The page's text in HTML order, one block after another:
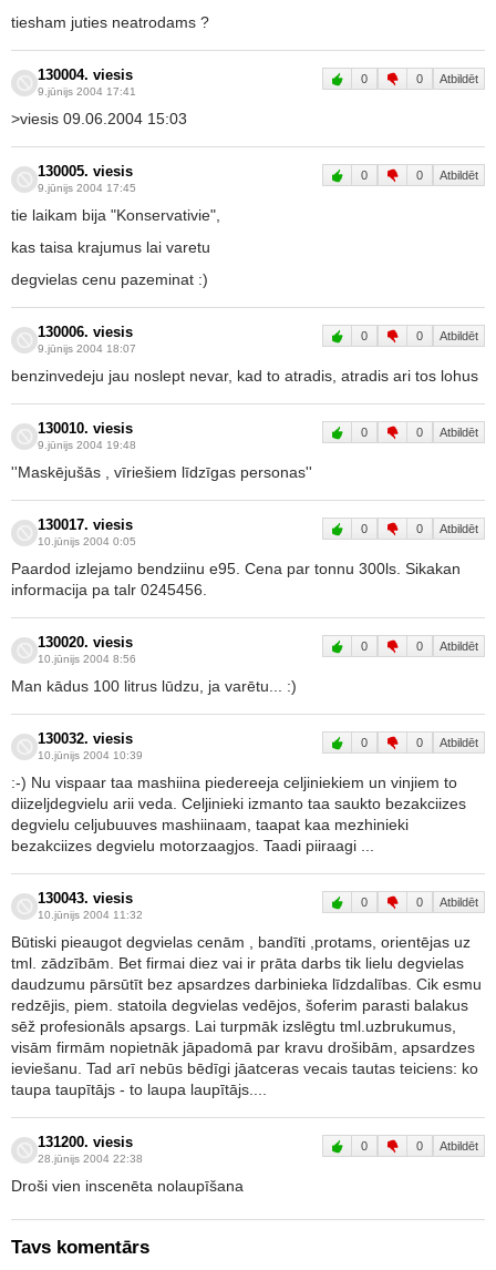
tiesham juties neatrodams ?
130004. viesis
9.jūnijs 2004 17:41
0 0 Atbildēt
>viesis 09.06.2004 15:03
130005. viesis
9.jūnijs 2004 17:45
0 0 Atbildēt
tie laikam bija "Konservativie",
kas taisa krajumus lai varetu
degvielas cenu pazeminat :)
130006. viesis
9.jūnijs 2004 18:07
0 0 Atbildēt
benzinvedeju jau noslept nevar, kad to atradis, atradis ari tos lohus
130010. viesis
9.jūnijs 2004 19:48
0 0 Atbildēt
''Maskējušās , vīriešiem līdzīgas personas''
130017. viesis
10.jūnijs 2004 0:05
0 0 Atbildēt
Paardod izlejamo bendziinu e95. Cena par tonnu 300ls. Sikakan
informacija pa talr 0245456.
130020. viesis
10.jūnijs 2004 8:56
0 0 Atbildēt
Man kādus 100 litrus lūdzu, ja varētu... :)
130032. viesis
10.jūnijs 2004 10:39
0 0 Atbildēt
:-) Nu vispaar taa mashiina piedereeja celjiniekiem un vinjiem to
diizeljdegvielu arii veda. Celjinieki izmanto taa saukto bezakciizes
degvielu celjubuuves mashiinaam, taapat kaa mezhinieki
bezakciizes degvielu motorzaagjos. Taadi piiraagi ...
130043. viesis
10.jūnijs 2004 11:32
0 0 Atbildēt
Būtiski pieaugot degvielas cenām , bandīti ,protams, orientējas uz
tml. zādzībām. Bet firmai diez vai ir prāta darbs tik lielu degvielas
daudzumu pārsūtīt bez apsardzes darbinieka līdzdalības. Cik esmu
redzējis, piem. statoila degvielas vedējos, šoferim parasti balakus
sēž profesionāls apsargs. Lai turpmāk izslēgtu tml.uzbrukumus,
visām firmām nopietnāk jāpadomā par kravu drošibām, apsardzes
ieviešanu. Tad arī nebūs bēdīgi jāatceras vecais tautas teiciens: ko
taupa taupītājs - to laupa laupītājs....
131200. viesis
28.jūnijs 2004 22:38
0 0 Atbildēt
Droši vien inscenēta nolaupīšana
Tavs komentārs